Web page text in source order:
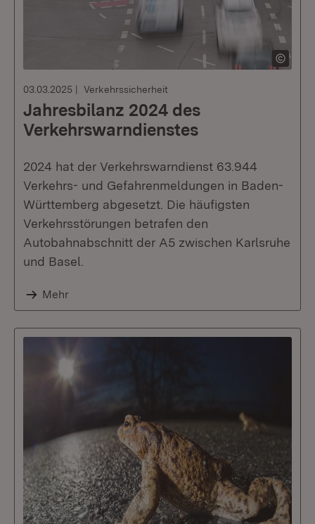
03.03.2025 Verkehrssicherheit
Jahresbilanz 2024 des
Verkehrswarndienstes
2024 hat der Verkehrswarndienst 63.944
Verkehrs- und Gefahrenmeldungen in Baden-
Württemberg abgesetzt. Die häufigsten
Verkehrsstörungen betrafen den
Autobahnabschnitt der A5 zwischen Karlsruhe
und Basel.
Mehr